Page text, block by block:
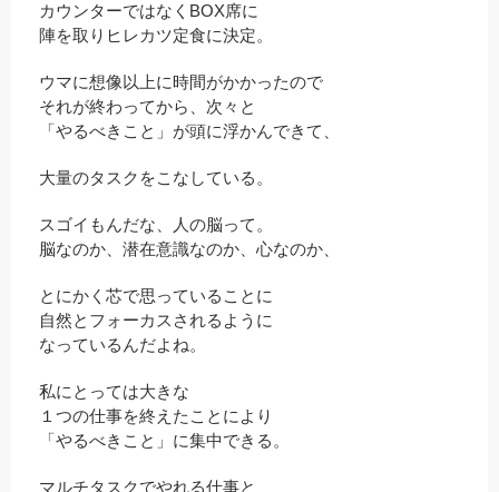
カウンターではなくBOX席に
陣を取りヒレカツ定食に決定。
ウマに想像以上に時間がかかったので
それが終わってから、次々と
「やるべきこと」が頭に浮かんできて、
大量のタスクをこなしている。
スゴイもんだな、人の脳って。
脳なのか、潜在意識なのか、心なのか、
とにかく芯で思っていることに
自然とフォーカスされるように
なっているんだよね。
私にとっては大きな
１つの仕事を終えたことにより
「やるべきこと」に集中できる。
マルチタスクでやれる仕事と